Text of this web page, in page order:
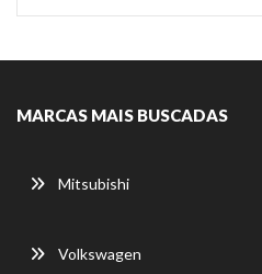
MARCAS MAIS BUSCADAS
Mitsubishi
Volkswagen